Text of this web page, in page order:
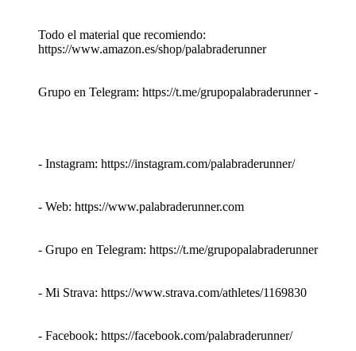
Todo el material que recomiendo:
https://www.amazon.es/shop/palabraderunner
Grupo en Telegram: https://t.me/grupopalabraderunner -
- Instagram: https://instagram.com/palabraderunner/
- Web: https://www.palabraderunner.com
- Grupo en Telegram: https://t.me/grupopalabraderunner
- Mi Strava: https://www.strava.com/athletes/1169830
- Facebook: https://facebook.com/palabraderunner/